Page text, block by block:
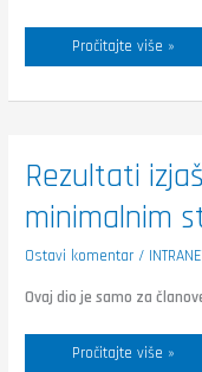
Pročitajte više »
Rezultati
minimalnim
Ostavi komentar /
Ovaj dio je samo za
Rezultati
izjašnjavanja
na
Pravilnik
o
standardima
Pročitajte više »